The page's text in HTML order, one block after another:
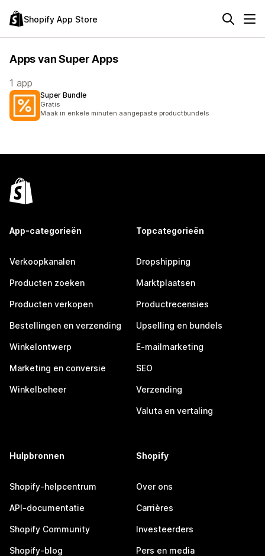
Shopify App Store
Apps van Super Apps
1 app
Super Bundle
Gratis
Maak in enkele minuten aangepaste productbundels
App-categorieën
Verkoopkanalen
Producten zoeken
Producten verkopen
Bestellingen en verzending
Winkelontwerp
Marketing en conversie
Winkelbeheer
Topcategorieën
Dropshipping
Marktplaatsen
Productrecensies
Upselling en bundels
E-mailmarketing
SEO
Verzending
Valuta en vertaling
Hulpbronnen
Shopify-helpcentrum
API-documentatie
Shopify Community
Shopify-blog
Shopify
Over ons
Carrières
Investeerders
Pers en media